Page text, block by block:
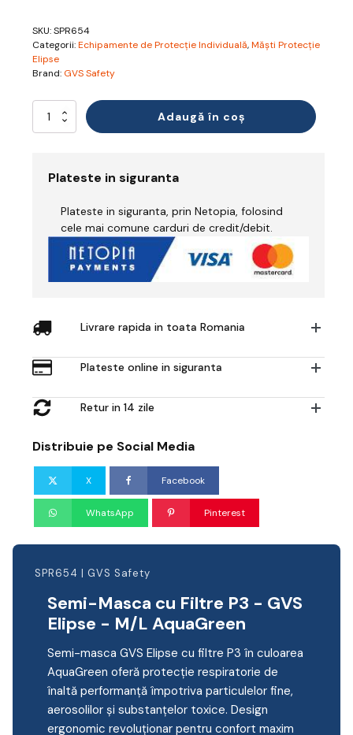
SKU:SPR654
Categorii:Echipamente de Protecție Individuală,Măști Protecție
Elipse
Brand: GVS Safety
Cantitate
AquaGreen
Adaugă în coș
Plateste in siguranta
Plateste in siguranta, prin Netopia, folosind
cele mai comune carduri de credit/debit.
Livrare rapida in toata Romania
Plateste online in siguranta
Retur in 14 zile
Distribuie pe Social Media
X Facebook
WhatsApp Pinterest
SPR654 | GVS Safety
Semi-Masca cu Filtre P3 - GVS
Elipse - M/L AquaGreen
Semi-masca GVS Elipse cu filtre P3 în culoarea
AquaGreen oferă protecție respiratorie de
înaltă performanță împotriva particulelor fine,
aerosolilor și substanțelor toxice. Design
ergonomic revoluționar pentru confort maxim